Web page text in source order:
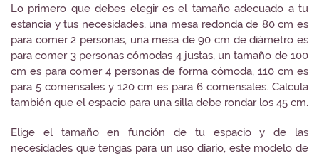
Lo primero que debes elegir es el tamaño adecuado a tu
estancia y tus necesidades, una mesa redonda de 80 cm es
para comer 2 personas, una mesa de 90 cm de diámetro es
para comer 3 personas cómodas 4 justas, un tamaño de 100
cm es para comer 4 personas de forma cómoda, 110 cm es
para 5 comensales y 120 cm es para 6 comensales. Calcula
también que el espacio para una silla debe rondar los 45 cm.
Elige el tamaño en función de tu espacio y de las
necesidades que tengas para un uso diario, este modelo de